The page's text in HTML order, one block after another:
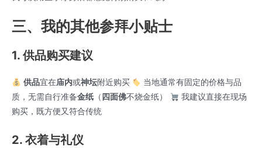
三、我的其他参拜小贴士
1. 供品购买建议
供品宜在庙内或神坛附近购买
当地通常有固定的价格与品
质，无需自行准备金纸 （ 四面佛不烧金纸）
我建议直接在现场
购买，既方便又符合传统
2. 衣着与礼仪